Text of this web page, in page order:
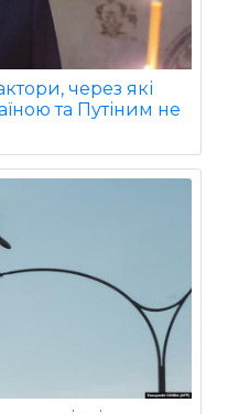
через які
та Путіним не